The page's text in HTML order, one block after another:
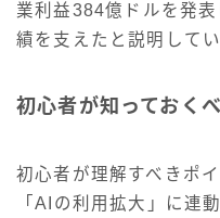
業利益384億ドルを発
績を支えたと説明して
初心者が知っておく
初心者が理解すべきポ
「AIの利用拡大」に連